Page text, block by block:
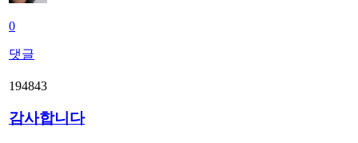
0
댓글
194843
감사합니다